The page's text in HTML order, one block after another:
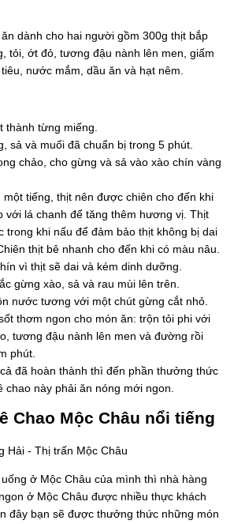
dành cho hai người gồm 300g thịt bắp
tỏi, ớt đỏ, tương đậu nành lên men, giấm
nước mắm, dầu ăn và hạt nêm.
thành từng miếng.
sả và muối đã chuẩn bị trong 5 phút.
chảo, cho gừng và sả vào xào chín vàng
tiếng, thịt nên được chiên cho đến khi
với lá chanh để tăng thêm hương vị. Thịt
trong khi nấu để đảm bảo thịt không bị dai
thịt bê nhanh cho đến khi có màu nâu.
vì thịt sẽ dai và kém dinh dưỡng.
gừng xào, sả và rau mùi lên trên.
nước tương với một chút gừng cắt nhỏ.
thơm ngon cho món ăn: trộn tỏi phi với
tương đậu nành lên men và đường rồi
phút.
đã hoàn thành thì đến phần thưởng thức
chao này phải ăn nóng mới ngon.
Chao Mộc Châu nổi tiếng
Hải - Thị trấn Mộc Châu
ở Mộc Châu của mình thì nhà hàng
ở Mộc Châu được nhiều thực khách
đây bạn sẽ được thưởng thức những món